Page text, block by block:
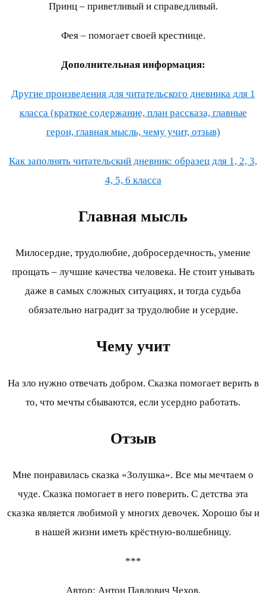
Принц – приветливый и справедливый.
Фея – помогает своей крестнице.
Дополнительная информация:
Другие произведения для читательского дневника для 1
класса (краткое содержание, план рассказа, главные
герои, главная мысль, чему учит, отзыв)
Как заполнять читательский дневник: образец для 1, 2, 3,
4, 5, 6 класса
Главная мысль
Милосердие, трудолюбие, добросердечность, умение
прощать – лучшие качества человека. Не стоит унывать
даже в самых сложных ситуациях, и тогда судьба
обязательно наградит за трудолюбие и усердие.
Чему учит
На зло нужно отвечать добром. Сказка помогает верить в
то, что мечты сбываются, если усердно работать.
Отзыв
Мне понравилась сказка «Золушка». Все мы мечтаем о
чуде. Сказка помогает в него поверить. С детства эта
сказка является любимой у многих девочек. Хорошо бы и
в нашей жизни иметь крёстную-волшебницу.
***
Автор: Антон Павлович Чехов.